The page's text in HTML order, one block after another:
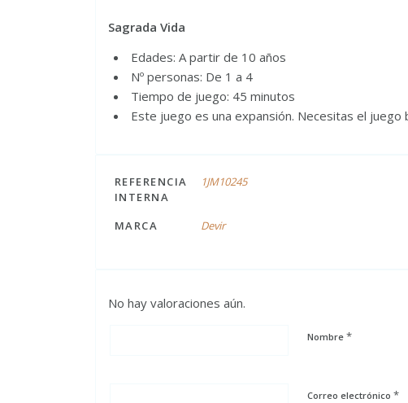
Sagrada Vida
Edades: A partir de 10 años
Nº personas: De 1 a 4
Tiempo de juego: 45 minutos
Este juego es una expansión. Necesitas el juego
REFERENCIA
INTERNA
1JM10245
MARCA Devir
No hay valoraciones aún.
Nombre *
Correo electrónico *